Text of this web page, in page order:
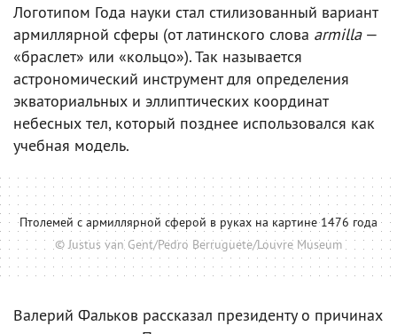
Логотипом Года науки стал стилизованный вариант
армиллярной сферы (от латинского слова armilla—
«браслет» или «кольцо»). Так называется
астрономический инструмент для определения
экваториальных и эллиптических координат
небесных тел, который позднее использовался как
учебная модель.
Птолемей с армиллярной сферой в руках на картине 1476 года
© Justus van Gent/Pedro Berruguete/Louvre Museum
Валерий Фальков рассказал президенту о причинах